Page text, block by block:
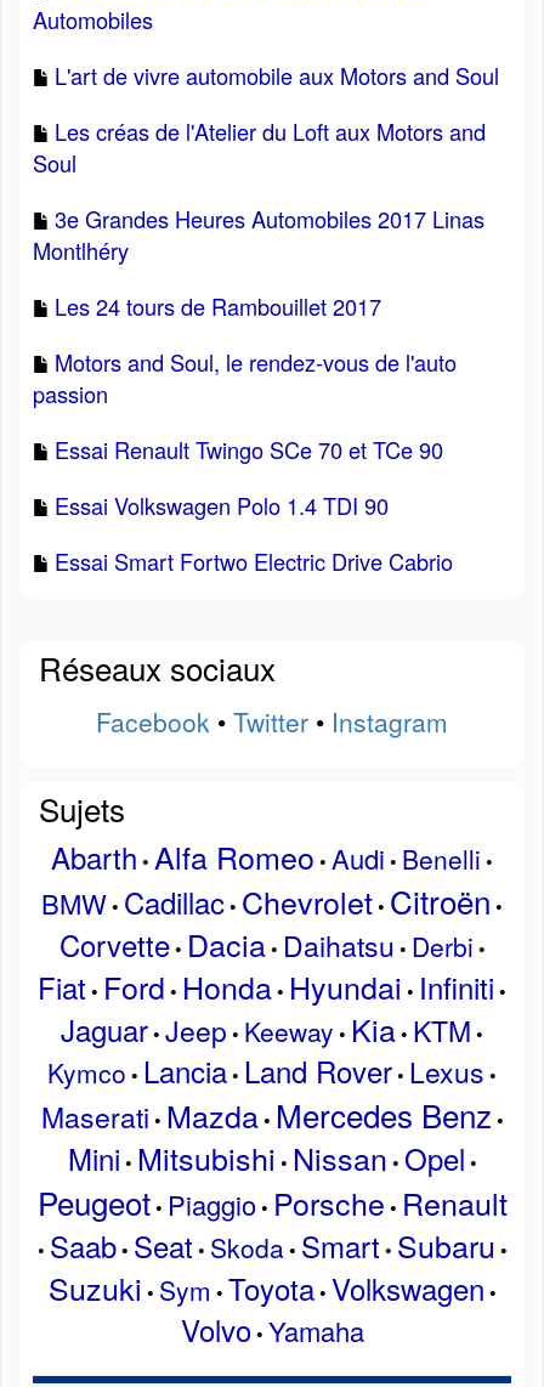
Automobiles
L'art de vivre automobile aux Motors and Soul
Les créas de l'Atelier du Loft aux Motors and
Soul
3e Grandes Heures Automobiles 2017 Linas
Montlhéry
Les 24 tours de Rambouillet 2017
Motors and Soul, le rendez-vous de l'auto
passion
Essai Renault Twingo SCe 70 et TCe 90
Essai Volkswagen Polo 1.4 TDI 90
Essai Smart Fortwo Electric Drive Cabrio
Réseaux sociaux
Facebook • Twitter • Instagram
Sujets
Abarth • Alfa Romeo • Audi • Benelli •
BMW• Cadillac• Chevrolet• Citroën •
Corvette• Dacia• Daihatsu • Derbi •
Fiat • Ford • Honda• Hyundai • Infiniti •
Jaguar• Jeep • Keeway • Kia• KTM •
Kymco • Lancia• Land Rover• Lexus •
Maserati • Mazda• Mercedes Benz •
Mini • Mitsubishi • Nissan • Opel •
Peugeot• Piaggio• Porsche • Renault
• Saab• Seat • Skoda• Smart • Subaru •
Suzuki • Sym • Toyota• Volkswagen •
Volvo• Yamaha